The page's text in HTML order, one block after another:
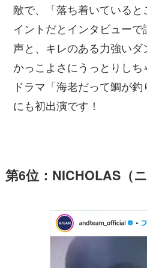
敵で、「落ち着いている
イントだとインタビュー
声と、キレのある力強い
かっこよさにうっとりし
ドラマ「海老だって鯛が
にも初出演です！
第6位：NICHOLAS（